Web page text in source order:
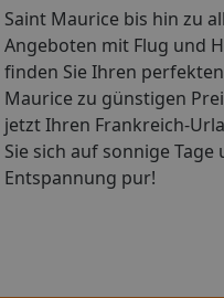
Saint Maurice bis hin zu
Angeboten mit Flug und
finden Sie Ihren
Maurice zu günstigen
jetzt Ihren Frankreich-
Sie sich auf sonnige Tage
Entspannung pur!